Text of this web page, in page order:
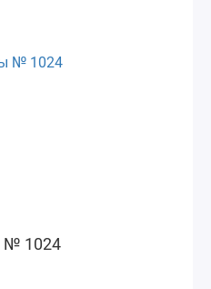
1024